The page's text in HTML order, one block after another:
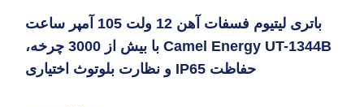
باتری لیتیوم فسفات آهن 12 ولت 105 آمپر ساعت
Camel Energy UT-1344B با بیش از 3000 چرخه،
حفاظت IP65 و نظارت بلوتوث اختیاری